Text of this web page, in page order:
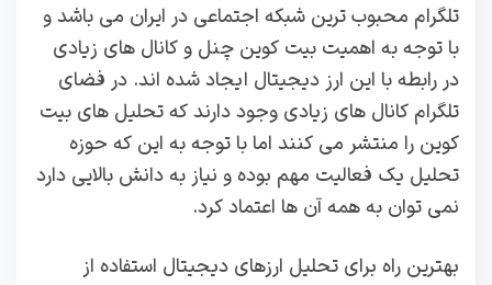
تلگرام محبوب ترین شبکه اجتماعی در ایران می باشد و
با توجه به اهمیت بیت کوین چنل و کانال های زیادی
در رابطه با این ارز دیجیتال ایجاد شده اند. در فضای
تلگرام کانال های زیادی وجود دارند که تحلیل های بیت
کوین را منتشر می کنند اما با توجه به این که حوزه
تحلیل یک فعالیت مهم بوده و نیاز به دانش بالایی دارد
نمی توان به همه آن ها اعتماد کرد.
بهترین راه برای تحلیل ارزهای دیجیتال استفاده از